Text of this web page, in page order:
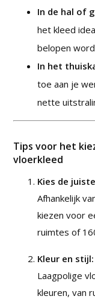
In de hal of
het kleed
belopen
In het
toe aan je
nette
Tips voor het
vloerkleed
Kies de
Afhankelijk
kiezen voor
ruimtes of
Kleur en stijl:
Laagpolige
kleuren, van